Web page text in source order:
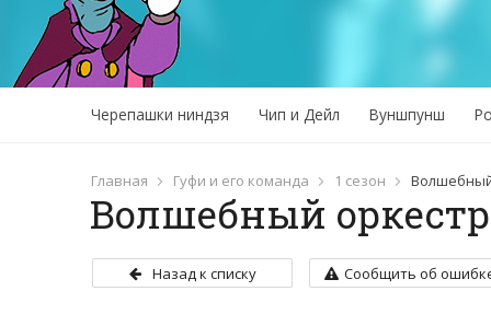
Черепашки ниндзя Чип и Дейл Вуншпунш
Главная Гуфи и его команда 1 сезон
Волшебный оркестр
Назад к списку Сообщить об